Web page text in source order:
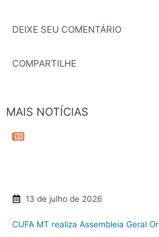
DEIXE SEU COMENTÁRIO
COMPARTILHE
MAIS NOTÍCIAS
13 de julho de 2026
CUFA MT realiza Assembleia Geral